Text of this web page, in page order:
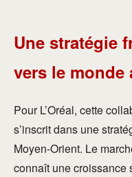
Une stratégie
vers le monde
Pour L’Oréal, cette
s’inscrit dans une
Moyen-Orient. Le
connaît une croissance